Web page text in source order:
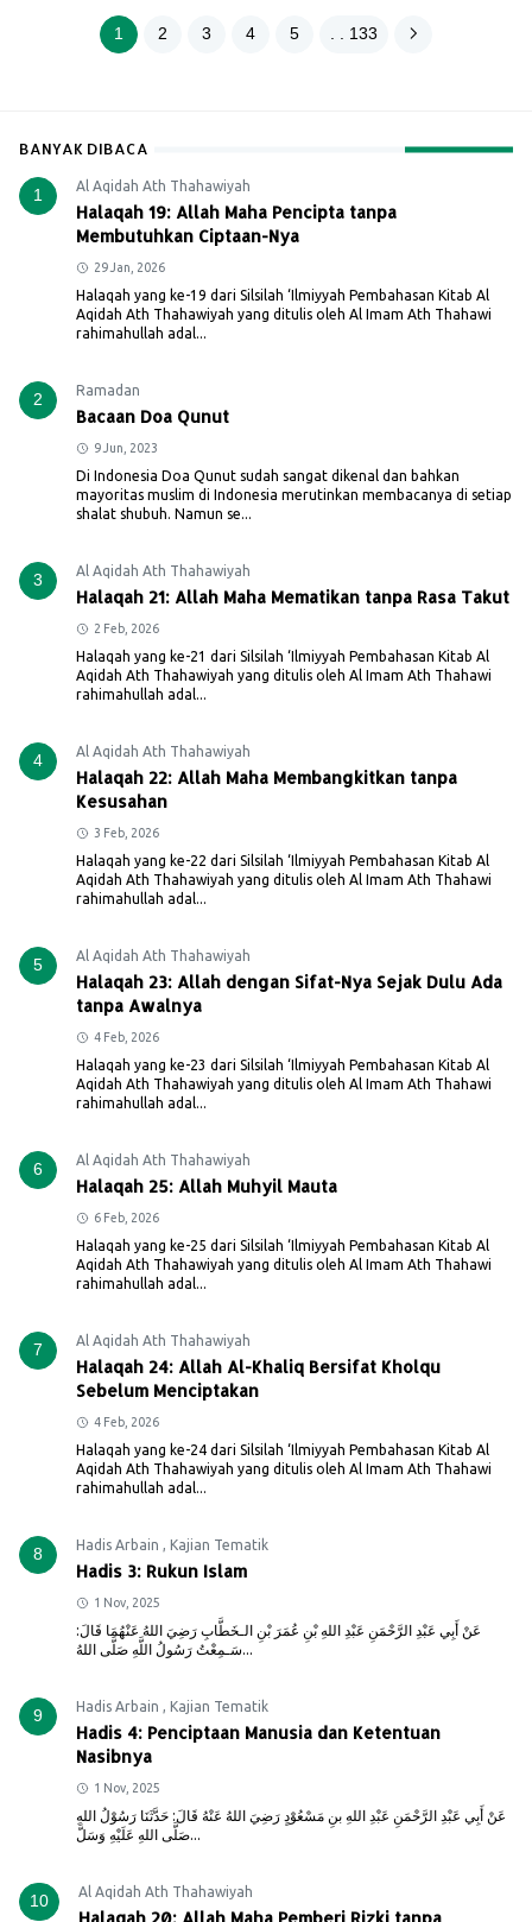
1 2 3 4 5 . . 133
BANYAK DIBACA
1 Al Aqidah Ath Thahawiyah
Halaqah 19: Allah Maha Pencipta tanpa
Membutuhkan Ciptaan-Nya
29 Jan, 2026
Halaqah yang ke-19 dari Silsilah ‘Ilmiyyah Pembahasan Kitab Al
Aqidah Ath Thahawiyah yang ditulis oleh Al Imam Ath Thahawi
rahimahullah adal...
2 Ramadan
Bacaan Doa Qunut
9 Jun, 2023
Di Indonesia Doa Qunut sudah sangat dikenal dan bahkan
mayoritas muslim di Indonesia merutinkan membacanya di setiap
shalat shubuh. Namun se...
3 Al Aqidah Ath Thahawiyah
Halaqah 21: Allah Maha Mematikan tanpa Rasa Takut
2 Feb, 2026
Halaqah yang ke-21 dari Silsilah ‘Ilmiyyah Pembahasan Kitab Al
Aqidah Ath Thahawiyah yang ditulis oleh Al Imam Ath Thahawi
rahimahullah adal...
4 Al Aqidah Ath Thahawiyah
Halaqah 22: Allah Maha Membangkitkan tanpa
Kesusahan
3 Feb, 2026
Halaqah yang ke-22 dari Silsilah ‘Ilmiyyah Pembahasan Kitab Al
Aqidah Ath Thahawiyah yang ditulis oleh Al Imam Ath Thahawi
rahimahullah adal...
5 Al Aqidah Ath Thahawiyah
Halaqah 23: Allah dengan Sifat-Nya Sejak Dulu Ada
tanpa Awalnya
4 Feb, 2026
Halaqah yang ke-23 dari Silsilah ‘Ilmiyyah Pembahasan Kitab Al
Aqidah Ath Thahawiyah yang ditulis oleh Al Imam Ath Thahawi
rahimahullah adal...
6 Al Aqidah Ath Thahawiyah
Halaqah 25: Allah Muhyil Mauta
6 Feb, 2026
Halaqah yang ke-25 dari Silsilah ‘Ilmiyyah Pembahasan Kitab Al
Aqidah Ath Thahawiyah yang ditulis oleh Al Imam Ath Thahawi
rahimahullah adal...
7 Al Aqidah Ath Thahawiyah
Halaqah 24: Allah Al-Khaliq Bersifat Kholqu
Sebelum Menciptakan
4 Feb, 2026
Halaqah yang ke-24 dari Silsilah ‘Ilmiyyah Pembahasan Kitab Al
Aqidah Ath Thahawiyah yang ditulis oleh Al Imam Ath Thahawi
rahimahullah adal...
8 Hadis Arbain , Kajian Tematik
Hadis 3: Rukun Islam
1 Nov, 2025
عَنْ أَبِي عَبْدِ الرَّحْمَنِ عَبْدِ اللهِ بْنِ عُمَرَ بْنِ الـخَطَّابِ رَضِيَ اللهُ عَنْهُمَا قَالَ:
سَـمِعْتُ رَسُولُ اللَّهِ صَلَّى اللهُ...
9 Hadis Arbain , Kajian Tematik
Hadis 4: Penciptaan Manusia dan Ketentuan
Nasibnya
1 Nov, 2025
عَنْ أَبِي عَبْدِ الرَّحْمَنِ عَبْدِ اللهِ بنِ مَسْعُوْدٍ رَضِيَ اللهُ عَنْهُ قَالَ: حَدَّثَنَا رَسُوْلُ اللهِ
صَلَّى اللهِ عَلَيْهِ وَسَلَّ...
10 Al Aqidah Ath Thahawiyah